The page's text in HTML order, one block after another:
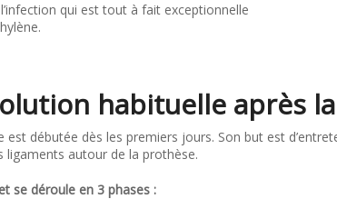
qui est tout à fait exceptionnelle
habituelle après
débutée dès les premiers jours. Son but est
autour de la prothèse.
se déroule en 3 phases :